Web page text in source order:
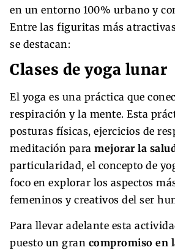
en un entorno 100% urbano y
Entre las figuritas más
se destacan:
Clases de yoga lunar
El yoga es una práctica que
respiración y la mente. Esta
posturas físicas, ejercicios de
meditación para mejorar la
particularidad, el concepto de
foco en explorar los aspectos
femeninos y creativos del ser
Para llevar adelante esta
puesto un gran compromiso en